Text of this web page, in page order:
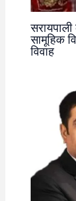
सामूहिक
विवाह